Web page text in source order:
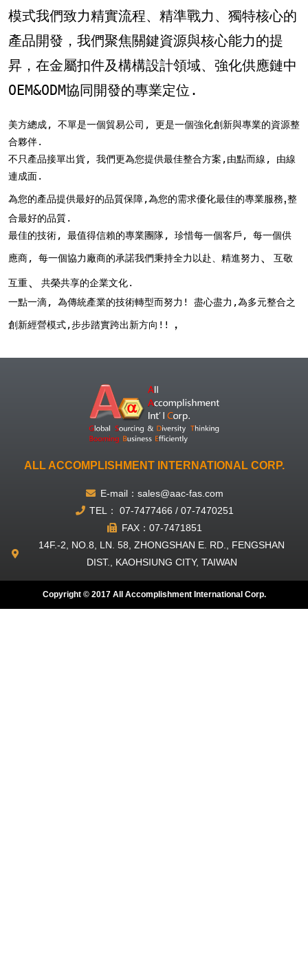
模式我們致力精實流程、 精準戰力 、 獨特核心的
產品開發， 我們聚焦關鍵資源與核心能力的提
昇 ， 在金屬扣件及構構設計領域、 強化供應鏈中
OEM&ODM協同開發的專業定位.
美方總成, 不單是一個貿易公司, 更是一個強化創新與專業的資源整
合夥伴.
不只產品接單出貨, 我們更為您提供最佳整合方案,由點而線, 由線
連成面.
為您的產品提供最好的品質保障,為您的需求優化最佳的專業服務,整
合最好的品質.
最佳的技術, 最值得信賴的專業團隊, 珍惜每一個客戶, 每一個供
應商, 每一個協力廠商的承諾我們秉持全力以赴、精進努力 、 互敬
互重、
共榮共享的企業文化.
一點一滴, 為傳統產業的技術轉型而努力! 盡心盡力,為多元整合之
創新經營模式,步步踏實跨出新方向!! ，
ALL ACCOMPLISHMENT INTERNATIONAL CORP.
E-mail：sales@aac-fas.com
TEL： 07-7477466 / 07-7470251
FAX：07-7471851
14F.-2, NO.8, LN. 58, ZHONGSHAN E. RD., FENGSHAN
DIST., KAOHSIUNG CITY, TAIWAN
Copyright © 2017 All Accomplishment International Corp.